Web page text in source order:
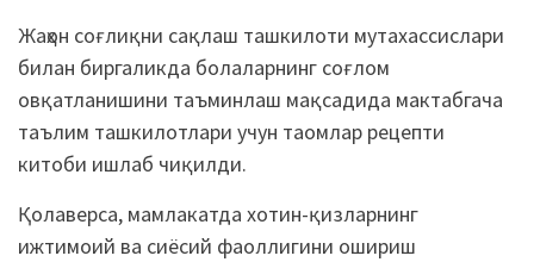
Жаҳон соғлиқни сақлаш ташкилоти мутахассислари
билан биргаликда болаларнинг соғлом
овқатланишини таъминлаш мақсадида мактабгача
таълим ташкилотлари учун таомлар рецепти
китоби ишлаб чиқилди.
Қолаверса, мамлакатда хотин-қизларнинг
ижтимоий ва сиёсий фаоллигини ошириш